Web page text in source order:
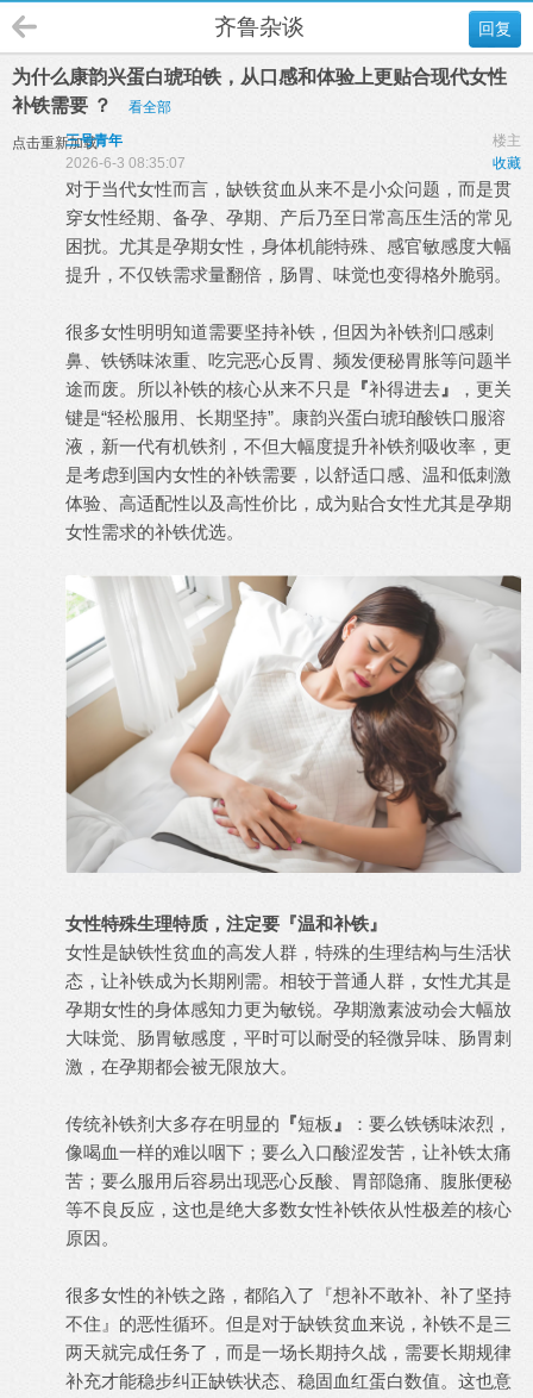
回复
齐鲁杂谈
为什么康韵兴蛋白琥珀铁，从口感和体验上更贴合现代女性
补铁需要 ？
看全部
点击重新加载 楼主
三号青年
收藏
2026-6-3 08:35:07
对于当代女性而言，缺铁贫血从来不是小众问题，而是贯
穿女性经期、备孕、孕期、产后乃至日常高压生活的常见
困扰。尤其是孕期女性，身体机能特殊、感官敏感度大幅
提升，不仅铁需求量翻倍，肠胃、味觉也变得格外脆弱。
很多女性明明知道需要坚持补铁，但因为补铁剂口感刺
鼻、铁锈味浓重、吃完恶心反胃、频发便秘胃胀等问题半
途而废。所以补铁的核心从来不只是 『补得进去 』
，更关
键是“轻松服用、长期坚持”。康韵兴蛋白琥珀酸铁口服溶
液，新一代有机铁剂，不但大幅度提升补铁剂吸收率，更
是考虑到国内女性的补铁需要，以舒适口感、温和低刺激
体验、高适配性以及高性价比，成为贴合女性尤其是孕期
女性需求的补铁优选。
女性特殊生理特质，注定要『温和补铁』
女性是缺铁性贫血的高发人群，特殊的生理结构与生活状
态，让补铁成为长期刚需。相较于普通人群，女性尤其是
孕期女性的身体感知力更为敏锐。孕期激素波动会大幅放
大味觉、肠胃敏感度，平时可以耐受的轻微异味、肠胃刺
激，在孕期都会被无限放大。
传统补铁剂大多存在明显的 『短板 』
：要么铁锈味浓烈，
像喝血一样的难以咽下；要么入口酸涩发苦，让补铁太痛
苦；要么服用后容易出现恶心反酸、胃部隐痛、腹胀便秘
等不良反应，这也是绝大多数女性补铁依从性极差的核心
原因。
很多女性的补铁之路，都陷入了『想补不敢补、补了坚持
不住』的恶性循环。但是对于缺铁贫血来说，补铁不是三
两天就完成任务了，而是一场长期持久战，需要长期规律
补充才能稳步纠正缺铁状态、稳固血红蛋白数值。这也意